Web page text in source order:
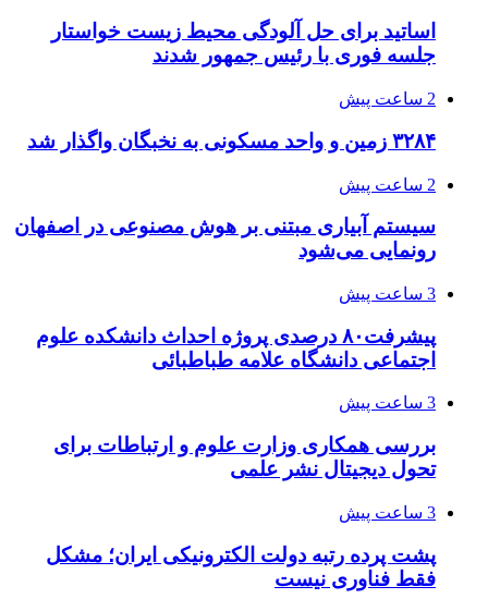
اساتید برای حل آلودگی محیط زیست خواستار
جلسه فوری با رئیس جمهور شدند
2 ساعت پیش
۳۲۸۴ زمین و واحد مسکونی به نخبگان واگذار شد
2 ساعت پیش
سیستم آبیاری مبتنی بر هوش مصنوعی در اصفهان
رونمایی می‌شود
3 ساعت پیش
پیشرفت۸۰ درصدی پروژه احداث دانشکده علوم
اجتماعی دانشگاه علامه طباطبائی
3 ساعت پیش
بررسی همکاری وزارت علوم و ارتباطات برای
تحول دیجیتال نشر علمی
3 ساعت پیش
پشت پرده رتبه دولت الکترونیکی ایران؛ مشکل
فقط فناوری نیست